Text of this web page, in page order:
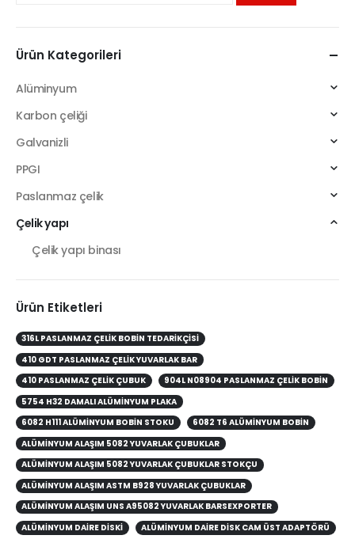
Ürün Kategorileri
Alüminyum
Karbon çeliği
Galvanizli
PPGI
Paslanmaz çelik
Çelik yapı
Çelik yapı binası
Ürün Etiketleri
316L PASLANMAZ ÇELIK BOBIN TEDARIKÇISI
410 GDT PASLANMAZ ÇELIK YUVARLAK BAR
410 PASLANMAZ ÇELIK ÇUBUK
904L N08904 PASLANMAZ ÇELIK BOBIN
5754 H32 DAMALI ALÜMINYUM PLAKA
6082 H111 ALÜMINYUM BOBIN STOKU
6082 T6 ALÜMINYUM BOBIN
ALÜMINYUM ALAŞIM 5082 YUVARLAK ÇUBUKLAR
ALÜMINYUM ALAŞIM 5082 YUVARLAK ÇUBUKLAR STOKÇU
ALÜMINYUM ALAŞIM ASTM B928 YUVARLAK ÇUBUKLAR
ALÜMINYUM ALAŞIM UNS A95082 YUVARLAK BARSEXPORTER
ALÜMINYUM DAIRE DISKI
ALÜMINYUM DAIRE DISK CAM ÜST ADAPTÖRÜ